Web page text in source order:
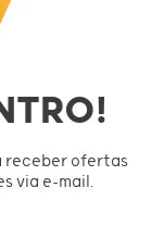
receber ofertas
via e-mail.